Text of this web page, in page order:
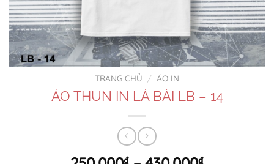
TRANG CHỦ / ÁO IN
ÁO THUN IN LÁ BÀI LB – 14
₫ ₫